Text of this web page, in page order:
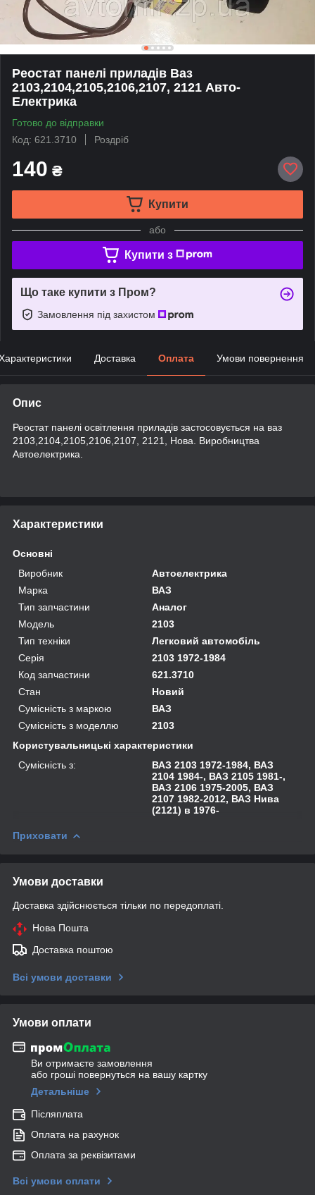
Реостат панелі приладів Ваз
2103,2104,2105,2106,2107, 2121 Авто-
Електрика
Готово до відправки
Код: 621.3710
Роздріб
140 ₴
Купити
або
Купити з
Що таке купити з Пром?
Замовлення під захистом
Доставка Оплата Умови повернення
Опис
Реостат панелі освітлення приладів застосовується на ваз
2103,2104,2105,2106,2107, 2121, Нова. Виробництва
Автоелектрика.
Характеристики
Основні
Виробник
Автоелектрика
Марка
ВАЗ
Тип запчастини
Аналог
Модель
2103
Тип техніки
Легковий автомобіль
Серія
2103 1972-1984
Код запчастини
621.3710
Стан
Новий
Сумісність з маркою
ВАЗ
Сумісність з моделлю
2103
Користувальницькі характеристики
Сумісність з:
ВАЗ 2103 1972-1984, ВАЗ
2104 1984-, ВАЗ 2105 1981-,
ВАЗ 2106 1975-2005, ВАЗ
2107 1982-2012, ВАЗ Нива
(2121) в 1976-
Приховати
Умови доставки
Доставка здійснюється тільки по передоплаті.
Нова Пошта
Доставка поштою
Всі умови доставки
Умови оплати
Ви отримаєте замовлення
або гроші повернуться на вашу картку
Детальніше
Післяплата
Оплата на рахунок
Оплата за реквізитами
Всі умови оплати